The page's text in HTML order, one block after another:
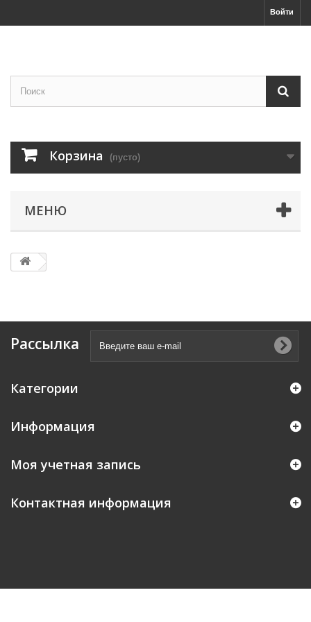
Войти
Корзина (пусто)
МЕНЮ
Рассылка
Категории
Информация
Моя учетная запись
Контактная информация